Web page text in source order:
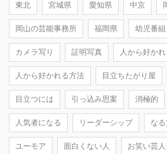
東北 宮城県 愛知県 中京
岡山の芸能事務所 福岡県 幼児番組
カメラ写り 証明写真 人から好かれ
人から好かれる方法 目立ちたがり屋
目立つには 引っ込み思案 消極的
人気者になる リーダーシップ な
ユーモア 面白くない人 お笑い芸